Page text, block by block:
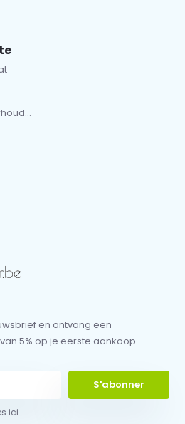
en ontvang een
5% op je eerste aankoop.
S'abonner
ici